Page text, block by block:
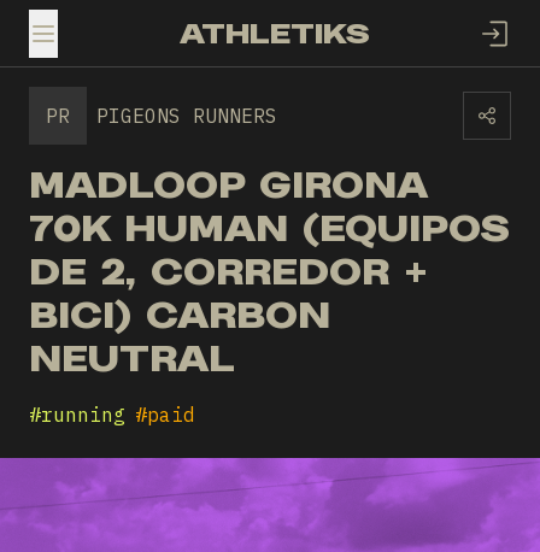
TOGGLE MENUATHLETIKS
PR PIGEONS RUNNERS
MADLOOP GIRONA
70K HUMAN (EQUIPOS
DE 2, CORREDOR +
BICI) CARBON
NEUTRAL
#running #paid